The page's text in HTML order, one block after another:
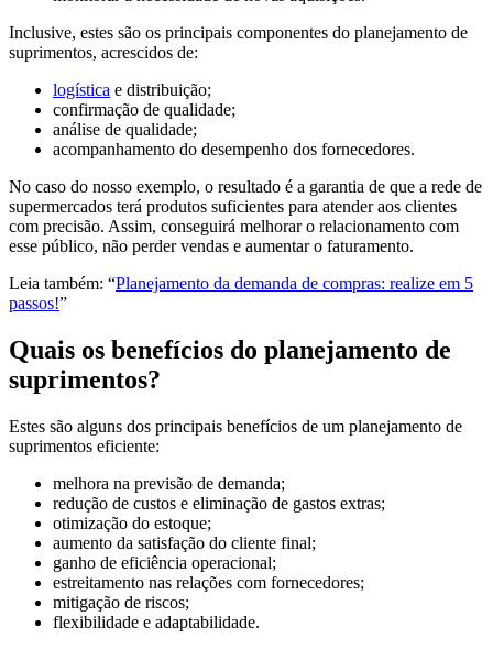
Inclusive, estes são os principais componentes do planejamento de
suprimentos, acrescidos de:
logística e distribuição;
confirmação de qualidade;
análise de qualidade;
acompanhamento do desempenho dos fornecedores.
No caso do nosso exemplo, o resultado é a garantia de que a rede de
supermercados terá produtos suficientes para atender aos clientes
com precisão. Assim, conseguirá melhorar o relacionamento com
esse público, não perder vendas e aumentar o faturamento.
Leia também: “Planejamento da demanda de compras: realize em 5
passos!”
Quais os benefícios do planejamento de
suprimentos?
Estes são alguns dos principais benefícios de um planejamento de
suprimentos eficiente:
melhora na previsão de demanda;
redução de custos e eliminação de gastos extras;
otimização do estoque;
aumento da satisfação do cliente final;
ganho de eficiência operacional;
estreitamento nas relações com fornecedores;
mitigação de riscos;
flexibilidade e adaptabilidade.